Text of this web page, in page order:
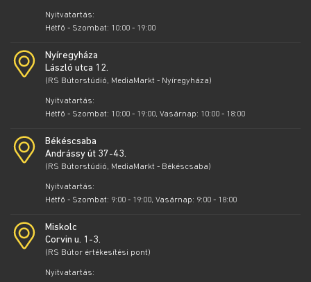
Nyitvatartás:
Hétfő - Szombat: 10:00 - 19:00
Nyíregyháza
László utca 12.
(RS Bútorstúdió, MediaMarkt - Nyíregyháza)
Nyitvatartás:
Hétfő - Szombat: 10:00 - 19:00, Vasárnap: 10:00 - 18:00
Békéscsaba
Andrássy út 37-43.
(RS Bútorstúdió, MediaMarkt - Békéscsaba)
Nyitvatartás:
Hétfő - Szombat: 9:00 - 19:00, Vasárnap: 9:00 - 18:00
Miskolc
Corvin u. 1-3.
(RS Bútor értékesítési pont)
Nyitvatartás: